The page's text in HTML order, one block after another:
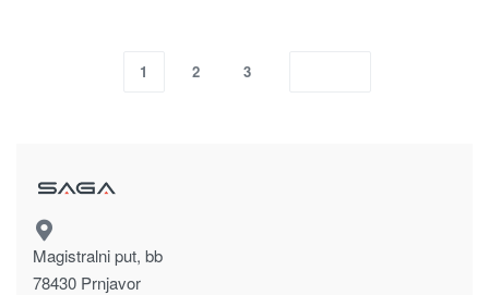
1 2 3
Magistralni put, bb
78430 Prnjavor